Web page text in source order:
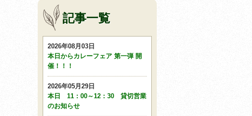
記事一覧
2026年08月03日
本日からカレーフェア 第一弾 開
催！！！
2026年05月29日
本日 11：00～12：30 貸切営業
のお知らせ